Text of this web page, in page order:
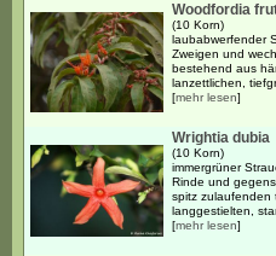
Woodfordia
(10 Korn)
laubabwerfender
Zweigen und
bestehend aus
lanzettlichen,
[mehr lesen]
Wrightia dubia
(10 Korn)
immergrüner
Rinde und
spitz zulaufenden
langgestielten,
[mehr lesen]